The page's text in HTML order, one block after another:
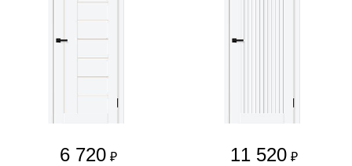
6 720 ₽ 11 520 ₽